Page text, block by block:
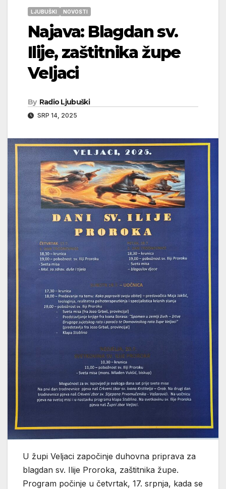
LJUBUŠKI NOVOSTI
Najava: Blagdan sv.
Ilije, zaštitnika župe
Veljaci
By Radio Ljubuški
SRP 14, 2025
U župi Veljaci započinje duhovna priprava za
blagdan sv. Ilije Proroka, zaštitnika župe.
Program počinje u četvrtak, 17. srpnja, kada se